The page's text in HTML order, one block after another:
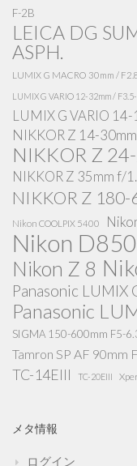
F-2B
LEICA DG
ASPH.
LUMIX G MACRO 30mm /
LUMIX G VARIO 12-32mm /
LUMIX G VARIO
NIKKOR Z 14-
NIKKOR Z
NIKKOR Z 35mm f/
NIKKOR Z 180-
Nikon COOLPIX 5400
Nikon D850
Nikon Z 8
Panasonic LUMIX
Panasonic
SIGMA 150-600mm F5-
Tamron SP AF 90mm
TC-14EIII TC-20EIII
メタ情報
ログイン